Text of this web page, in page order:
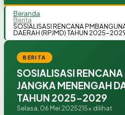
Beranda
Berita
SOSIALISASI RENCANA
DAERAH (RPJMD) TAHUN 2025-
BERITA
SOSIALISASI
JANGKA MENENGAH
TAHUN 2025-2029
Selasa, 06 Mei 2025215x dilihat